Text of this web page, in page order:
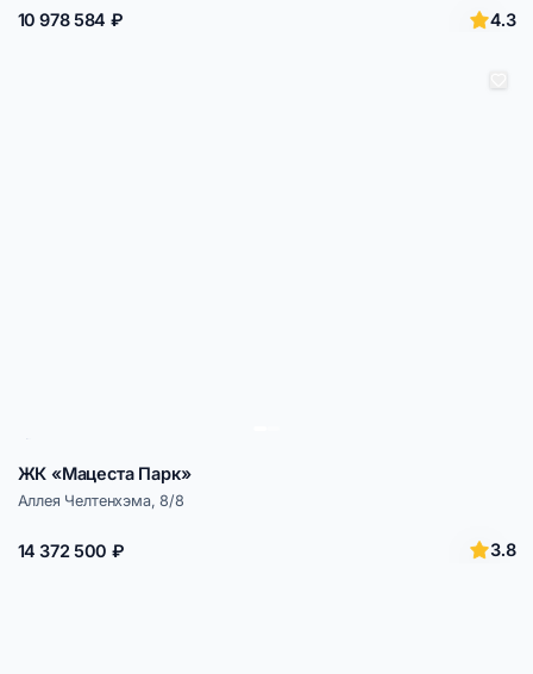
10 978 584 ₽ 4.3
ЖК «Мацеста Парк»
Аллея Челтенхэма, 8/8
14 372 500 ₽ 3.8